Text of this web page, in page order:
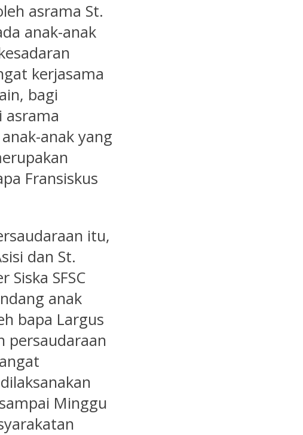
asrama St.
anak-anak
kerjasama
bagi
asrama
anak yang
Fransiskus
itu,
dan St.
SFSC
anak
bapa Largus
persaudaraan
Minggu